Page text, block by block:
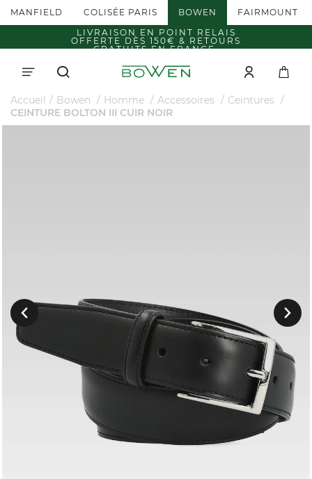
MANFIELD COLISÉE PARIS BOWEN
FAIRMOUNT
LIVRAISON EN POINT RELAIS
OFFERTE DÈS 150€ & RETOURS
GRATUITS EN FRANCE.
Accueil Bowen Homme Accessoires
Ceintures
CEINTURE BOLTON III CUIR NOIR
Précedent Suivant